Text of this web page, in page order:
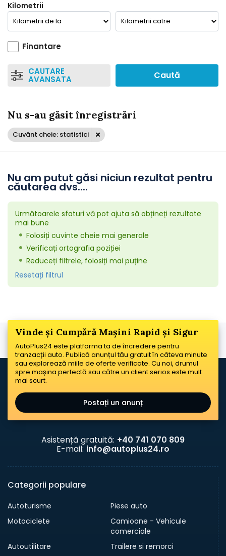
Kilometrii
Finantare
CAUTARE
AVANSATA Caută
Nu s-au găsit înregistrări
Cuvânt cheie: statistici
Nu am putut găsi niciun rezultat pentru
căutarea dvs....
Următoarele sfaturi vă pot ajuta să obțineți rezultate
mai bune
Folosiți cuvinte cheie mai generale
Verificați ortografia poziției
Reduceți filtrele, folosiți mai puține
Resetați filtrul
Vinde și Cumpără Mașini Rapid și Sigur
AutoPlus24 este platforma ta de încredere pentru
tranzacții auto. Publică anunțul tău gratuit în câteva minute
sau explorează miile de oferte verificate. Cu noi, drumul
spre mașina perfectă sau către un client serios este mult
mai scurt.
Postați un anunț
Asistență gratuită: +40 741 070 809
E-mail: info@autoplus24.ro
Categorii populare
Autoturisme
Piese auto
Motociclete
Camioane - Vehicule
comerciale
Autoutilitare
Trailere si remorci